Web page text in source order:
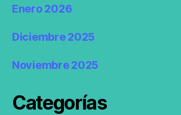
Enero 2026
Diciembre 2025
Noviembre 2025
Categorías